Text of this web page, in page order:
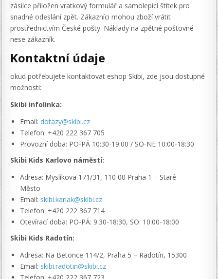
zásilce přiložen vratkový formulář a samolepicí štítek pro
snadné odeslání zpět. Zákazníci mohou zboží vrátit
prostřednictvím České pošty. Náklady na zpětné poštovné
nese zákazník.
Kontaktní údaje
okud potřebujete kontaktovat eshop Skibi, zde jsou dostupné
možnosti:
Skibi infolinka:
Email: dotazy@skibi.cz
Telefon: +420 222 367 705
Provozní doba: PO-PÁ 10:30-19:00 / SO-NE 10:00-18:30
Skibi Kids Karlovo náměstí:
Adresa: Myslíkova 171/31, 110 00 Praha 1 – Staré
Město
Email: skibi.karlak@skibi.cz
Telefon: +420 222 367 714
Otevírací doba: PO-PÁ: 9:30-18:30, SO: 10:00-18:00
Skibi Kids Radotín:
Adresa: Na Betonce 114/2, Praha 5 – Radotín, 15300
Email: skibi.radotin@skibi.cz